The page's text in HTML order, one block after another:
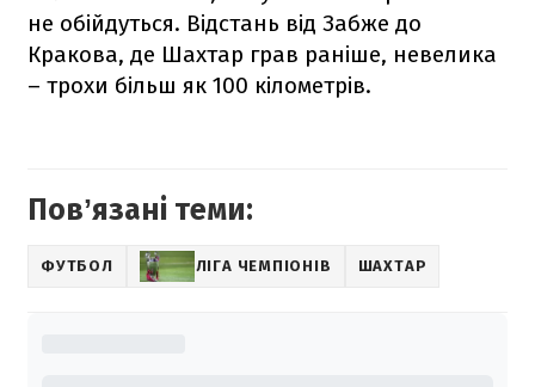
не обійдуться. Відстань від Забже до
Кракова, де Шахтар грав раніше, невелика
– трохи більш як 100 кілометрів.
Повʼязані теми:
ФУТБОЛ ЛІГА ЧЕМПІОНІВ ШАХТАР